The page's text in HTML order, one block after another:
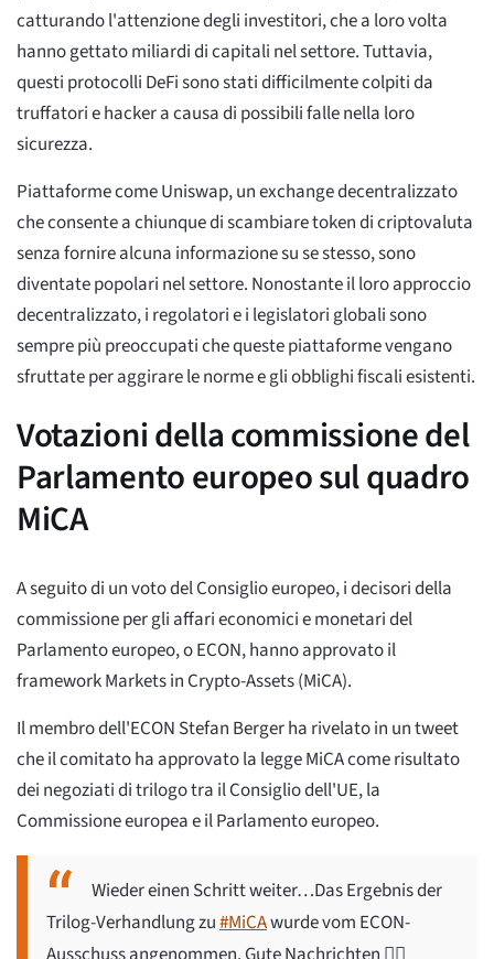
catturando l'attenzione degli investitori, che a loro volta
hanno gettato miliardi di capitali nel settore. Tuttavia,
questi protocolli DeFi sono stati difficilmente colpiti da
truffatori e hacker a causa di possibili falle nella loro
sicurezza.
Piattaforme come Uniswap, un exchange decentralizzato
che consente a chiunque di scambiare token di criptovaluta
senza fornire alcuna informazione su se stesso, sono
diventate popolari nel settore. Nonostante il loro approccio
decentralizzato, i regolatori e i legislatori globali sono
sempre più preoccupati che queste piattaforme vengano
sfruttate per aggirare le norme e gli obblighi fiscali esistenti.
Votazioni della commissione del
Parlamento europeo sul quadro
MiCA
A seguito di un voto del Consiglio europeo, i decisori della
commissione per gli affari economici e monetari del
Parlamento europeo, o ECON, hanno approvato il
framework Markets in Crypto-Assets (MiCA).
Il membro dell'ECON Stefan Berger ha rivelato in un tweet
che il comitato ha approvato la legge MiCA come risultato
dei negoziati di trilogo tra il Consiglio dell'UE, la
Commissione europea e il Parlamento europeo.
Wieder einen Schritt weiter…Das Ergebnis der
Trilog-Verhandlung zu#MiCAwurde vom ECON-